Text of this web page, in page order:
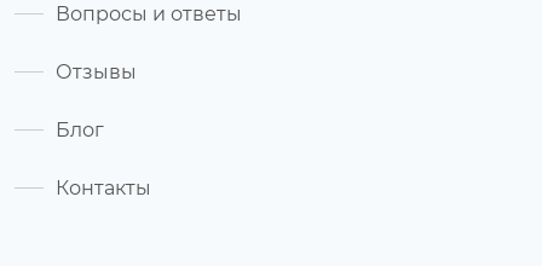
Вопросы и ответы
Отзывы
Блог
Контакты